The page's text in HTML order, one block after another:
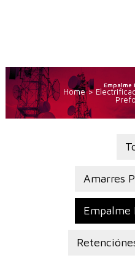
Empalme
Home>
Amarres
Empalme